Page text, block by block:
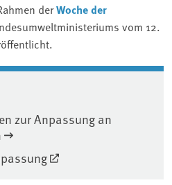
derWoche der
vom 12.
zur Anpassung an